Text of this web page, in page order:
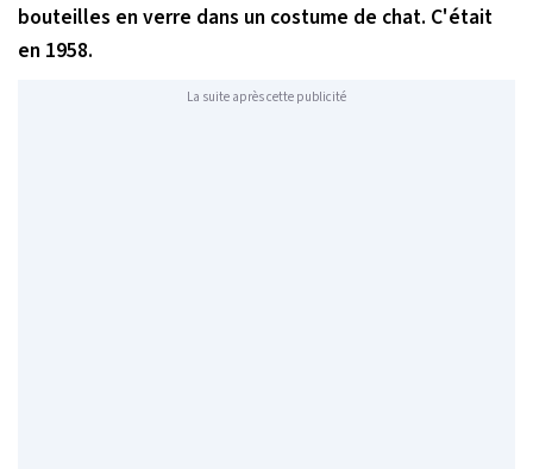
bouteilles en verre dans un costume de chat. C'était
en 1958.
La suite après cette publicité